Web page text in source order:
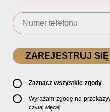
Zaznacz wszystkie zgody
Wyrażam zgodę na
pocztą e-mail, oficjalnego
czytaj więcej